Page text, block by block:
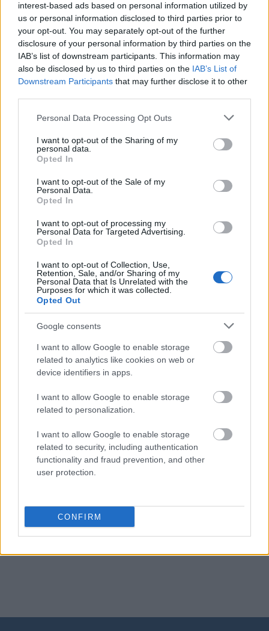
interest-based ads based on personal information utilized by
us or personal information disclosed to third parties prior to
your opt-out. You may separately opt-out of the further
disclosure of your personal information by third parties on the
IAB’s list of downstream participants. This information may
also be disclosed by us to third parties on the IAB’s List of
Downstream Participants that may further disclose it to other
Please note that this website/app uses one or more Google
not limited to your visit or usage behaviour. You may click to
grant or deny consent to Google and its third-party tags to
use your data for below specified purposes in below Google
consent section.
Personal Data Processing Opt Outs
I want to opt-out of the Sharing of my
personal data.
Opted In
I want to opt-out of the Sale of my
Personal Data.
Opted In
I want to opt-out of processing my
Personal Data for Targeted Advertising.
Opted In
I want to opt-out of Collection, Use,
Retention, Sale, and/or Sharing of my
Personal Data that Is Unrelated with the
Purposes for which it was collected.
Opted Out
Google consents
I want to allow Google to enable storage
related to analytics like cookies on web or
device identifiers in apps.
I want to allow Google to enable storage
related to personalization.
I want to allow Google to enable storage
related to security, including authentication
functionality and fraud prevention, and other
user protection.
CONFIRM
Ortografia:w porzoczywporzo?
Warianty:opresyjnyczyopresywny,opresyjnośćczy
opresywność
Warianty:
udrażniać udrożniać ?
Ciekawostki
bida z nędzą— Z czym ta bida się rymuje
— A na blogu
Warszawa— Pochodzenie nazwy
Mogą Cię zainteresować również hasła
wychynąć
Tajlandia
korowina
pasterka
licencjat
emu
Iwo